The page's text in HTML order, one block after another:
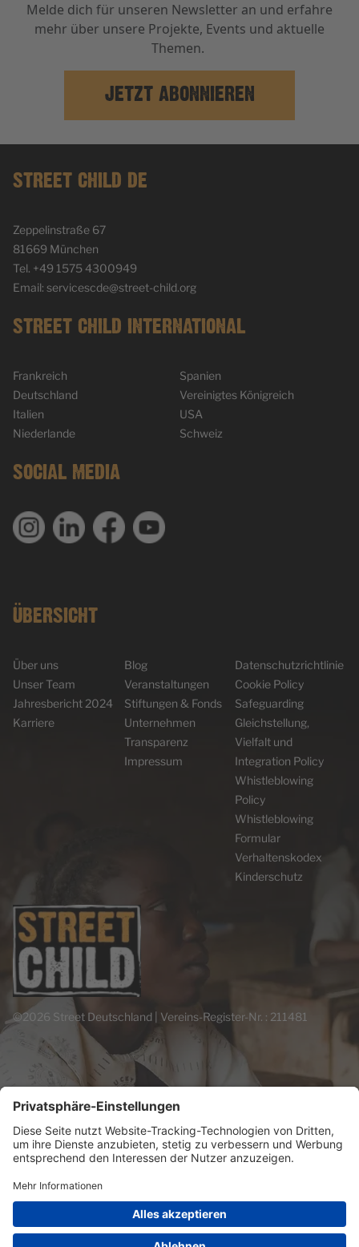
Melde dich für unseren Newsletter an und erfahre
mehr über unsere Projekte, Events und aktuelle
Themen.
JETZT ABONNIEREN
STREET CHILD DE
Zeppelinstraße 67
81669 München
Tel. +49 1575 4300949
Email: servicescde@street-child.org
STREET CHILD INTERNATIONAL
Frankreich
Deutschland
Italien
Niederlande
Spanien
Vereinigtes Königreich
USA
Schweiz
SOCIAL MEDIA
ÜBERSICHT
Über uns
Unser Team
Jahresbericht 2024
Karriere
Blog
Veranstaltungen
Stiftungen & Fonds
Unternehmen
Transparenz
Impressum
Datenschutzrichtlinie
Cookie Policy
Safeguarding
Gleichstellung,
Vielfalt und
Integration Policy
Whistleblowing
Policy
Whistleblowing
Formular
Verhaltenskodex
Kinderschutz
©2026 Street Deutschland | Vereins-Register-Nr. : 211481